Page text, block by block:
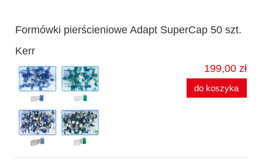
Formówki pierścieniowe Adapt SuperCap 50 szt.
Kerr
199,00 zł
do koszyka